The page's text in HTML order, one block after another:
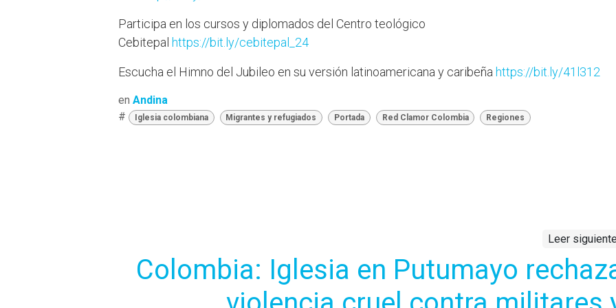
Participa en los cursos y diplomados del Centro teológico
Cebitepal https://bit.ly/cebitepal_24
Escucha el Himno del Jubileo en su versión latinoamericana y caribeña https://bit.ly/41l312
en Andina
#
Iglesia colombiana Migrantes y refugiados Portada Red Clamor Colombia Regiones
Leer
Colombia: Iglesia en Putumayo